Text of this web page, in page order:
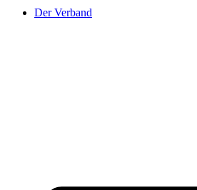
Der Verband